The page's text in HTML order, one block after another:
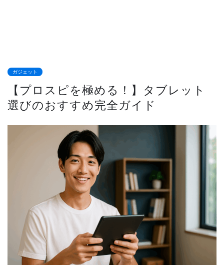
ガジェット
【プロスピを極める！】タブレット
選びのおすすめ完全ガイド